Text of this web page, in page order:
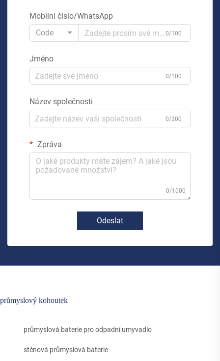
Mobilní číslo/WhatsApp
Code
0/100
Jméno
0/100
Název společnosti
0/200
Zpráva
0/1000
Odeslat
průmyslový kohoutek
průmyslová baterie pro odpadní umyvadlo
stěnová průmyslová baterie